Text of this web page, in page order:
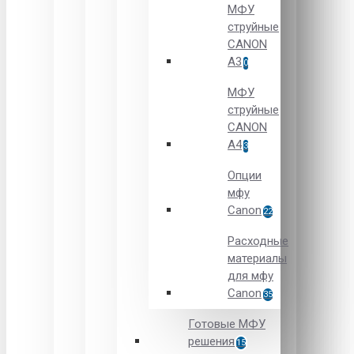
МФУ
струйные
CANON
А3 0
МФУ
струйные
CANON
А4 3
Опции
мфу
Canon 22
Расходные
материалы
для мфу
Canon 35
Готовые МФУ
решения 15